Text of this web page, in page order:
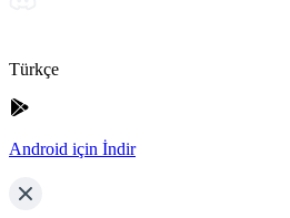
Türkçe
Android için İndir